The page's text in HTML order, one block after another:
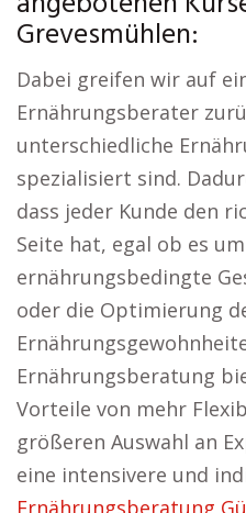
Grevesmühlen:
Dabei greifen wir auf
Ernährungsberater
unterschiedliche
spezialisiert sind.
dass jeder Kunde den
Seite hat, egal ob es
ernährungsbedingte
oder die Optimierung
Ernährungsberatung
Vorteile von mehr
größeren Auswahl an
eine intensivere und
Ernährungsberatung